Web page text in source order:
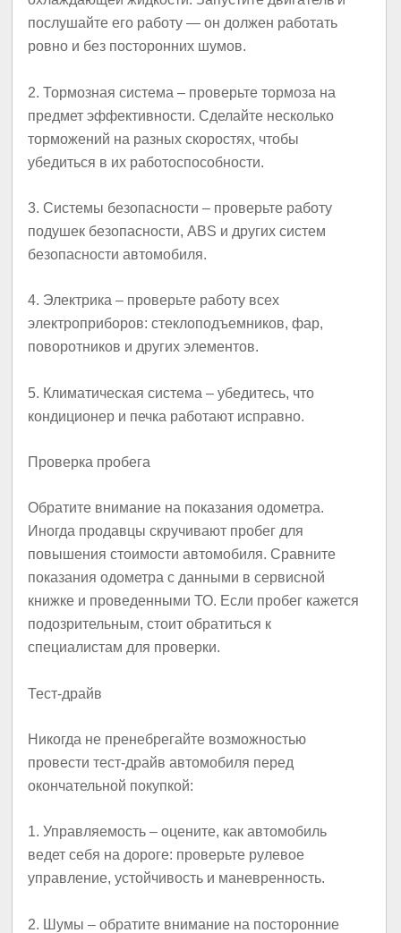
послушайте его работу — он должен работать
ровно и без посторонних шумов.
2.Тормозная система – проверьте тормоза на
предмет эффективности. Сделайте несколько
торможений на разных скоростях, чтобы
убедиться в их работоспособности.
3.Системы безопасности – проверьте работу
подушек безопасности, ABS и других систем
безопасности автомобиля.
4. Электрика – проверьте работу всех
электроприборов: стеклоподъемников, фар,
поворотников и других элементов.
5. Климатическая система – убедитесь, что
кондиционер и печка работают исправно.
Проверка пробега
Обратите внимание на показания одометра.
Иногда продавцы скручивают пробег для
повышения стоимости автомобиля. Сравните
показания одометра с данными в сервисной
книжке и проведенными ТО. Если пробег кажется
подозрительным, стоит обратиться к
специалистам для проверки.
Тест-драйв
Никогда не пренебрегайте возможностью
провести тест-драйв автомобиля перед
окончательной покупкой:
1.Управляемость – оцените, как автомобиль
ведет себя на дороге: проверьте рулевое
управление, устойчивость и маневренность.
2. Шумы – обратите внимание на посторонние